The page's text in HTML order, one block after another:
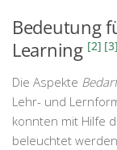
Bedeutung
Learning [2] [3]
Die Aspekte Bedarf
Lehr- und
konnten mit Hilfe
beleuchtet